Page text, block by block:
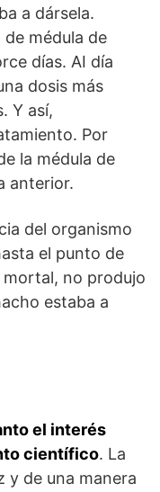
a dársela.
médula de
días. AI día
dosis más
Y así,
Por
la médula de
anterior.
del organismo
el punto de
mortal, no produjo
estaba a
el interés
científico. La
y de una manera